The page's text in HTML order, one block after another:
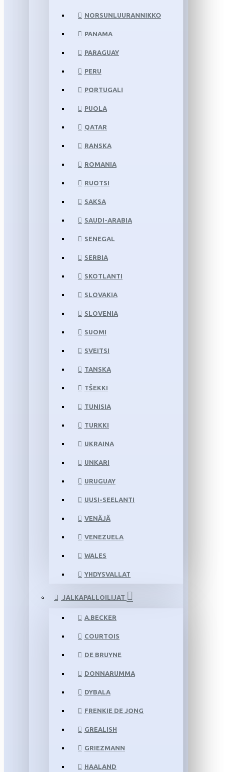
NORSUNLUURANNIKKO
PANAMA
PARAGUAY
PERU
PORTUGALI
PUOLA
QATAR
RANSKA
ROMANIA
RUOTSI
SAKSA
SAUDI-ARABIA
SENEGAL
SERBIA
SKOTLANTI
SLOVAKIA
SLOVENIA
SUOMI
SVEITSI
TANSKA
TŠEKKI
TUNISIA
TURKKI
UKRAINA
UNKARI
URUGUAY
UUSI-SEELANTI
VENÄJÄ
VENEZUELA
WALES
YHDYSVALLAT
JALKAPALLOILIJAT
A.BECKER
COURTOIS
DE BRUYNE
DONNARUMMA
DYBALA
FRENKIE DE JONG
GREALISH
GRIEZMANN
HAALAND